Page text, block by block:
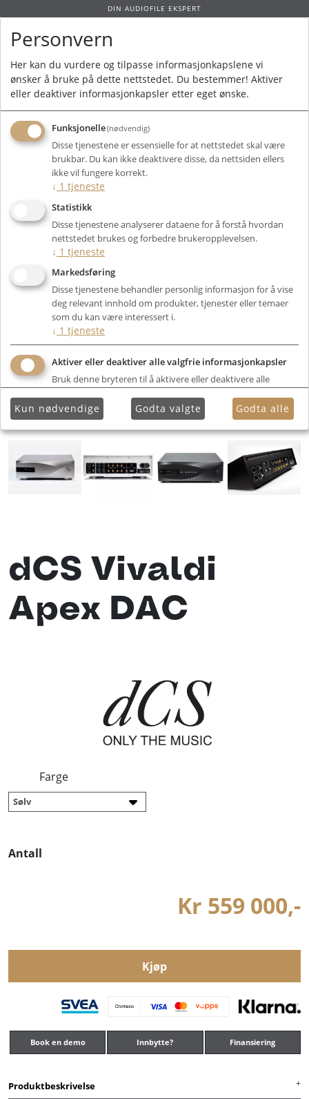
DIN AUDIOFILE EKSPERT
Forside / Produkter / Elektronikk / Digital Kilde Streamer/DAC
dCS Vivaldi
Apex DAC
Farge
Antall
Kr 559 000,-
Kjøp
Book en demo Innbytte? Finansiering
Produktbeskrivelse
Personvern
Her kan du vurdere og tilpasse informasjonkapslene vi
ønsker å bruke på dette nettstedet. Du bestemmer! Aktiver
eller deaktiver informasjonkapsler etter eget ønske.
Funksjonelle(nødvendig)
Disse tjenestene er essensielle for at nettstedet skal være
brukbar. Du kan ikke deaktivere disse, da nettsiden ellers
ikke vil fungere korrekt.
↓ 1 tjeneste
Statistikk
Disse tjenestene analyserer dataene for å forstå hvordan
nettstedet brukes og forbedre brukeropplevelsen.
↓ 1 tjeneste
Markedsføring
Disse tjenestene behandler personlig informasjon for å vise
deg relevant innhold om produkter, tjenester eller temaer
som du kan være interessert i.
↓ 1 tjeneste
Aktiver eller deaktiver alle valgfrie informasjonkapsler
Bruk denne bryteren til å aktivere eller deaktivere alle
Kun nødvendige Godta valgte Godta alle